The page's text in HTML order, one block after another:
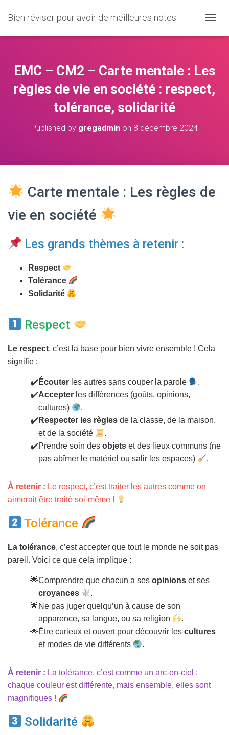
Bien réviser pour avoir de meilleures notes
U
R
F
V
EMC – CM2 – Carte mentale : Les
règles de vie en société : respect,
tolérance, solidarité
Published by gregadmin on 8 décembre 2024
Carte mentale : Les règles de
vie en société
Les grands thèmes à retenir :
Respect
Tolérance
Solidarité
Respect
Le respect, c’est la base pour bien vivre ensemble ! Cela
signifie :
Écouter les autres sans couper la parole
.
Accepter les différences (goûts, opinions,
cultures)
.
Respecter les règles de la classe, de la maison,
et de la société
.
Prendre soin des objets et des lieux communs (ne
pas abîmer le matériel ou salir les espaces)
.
À retenir : Le respect, c’est traiter les autres comme on
aimerait être traité soi-même !
Tolérance
La tolérance, c’est accepter que tout le monde ne soit pas
pareil. Voici ce que cela implique :
Comprendre que chacun a ses opinions et ses
croyances
.
Ne pas juger quelqu’un à cause de son
apparence, sa langue, ou sa religion
.
Être curieux et ouvert pour découvrir les cultures
et modes de vie différents
.
À retenir : La tolérance, c’est comme un arc-en-ciel :
chaque couleur est différente, mais ensemble, elles sont
magnifiques !
Solidarité